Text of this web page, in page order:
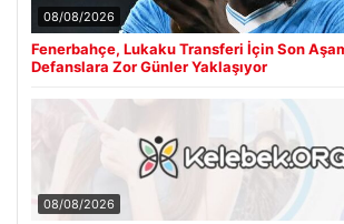
08/08/2026
Fenerbahçe, Lukaku Transferi İçin Son
Defanslara Zor Günler Yaklaşıyor
08/08/2026